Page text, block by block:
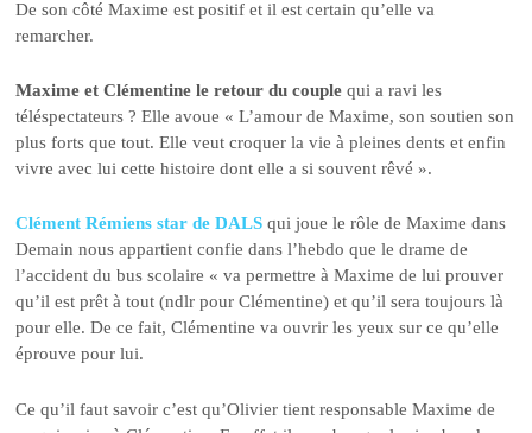
De son côté Maxime est positif et il est certain qu’elle va
remarcher.
Maxime et Clémentine le retour du couplequi a ravi les
téléspectateurs ? Elle avoue « L’amour de Maxime, son soutien son
plus forts que tout. Elle veut croquer la vie à pleines dents et enfin
vivre avec lui cette histoire dont elle a si souvent rêvé ».
Clément Rémiens star de DALS qui joue le rôle de Maxime dans
Demain nous appartient confie dans l’hebdo que le drame de
l’accident du bus scolaire « va permettre à Maxime de lui prouver
qu’il est prêt à tout (ndlr pour Clémentine) et qu’il sera toujours là
pour elle. De ce fait, Clémentine va ouvrir les yeux sur ce qu’elle
éprouve pour lui.
Ce qu’il faut savoir c’est qu’Olivier tient responsable Maxime de